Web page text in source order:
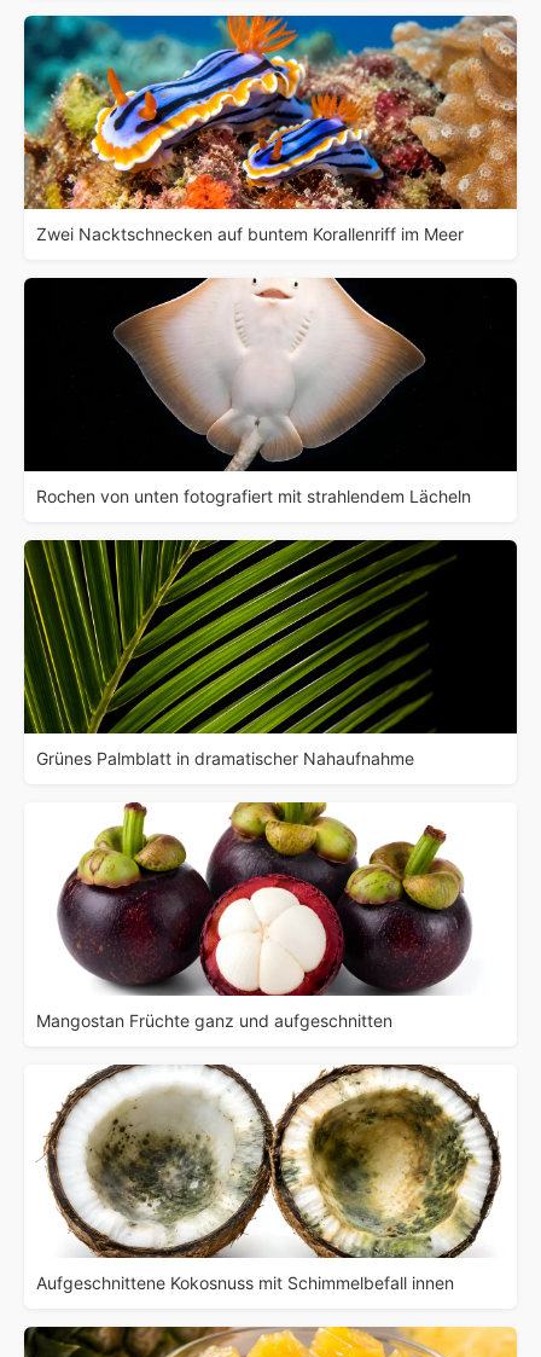
Zwei Nacktschnecken auf buntem Korallenriff im Meer
Rochen von unten fotografiert mit strahlendem Lächeln
Grünes Palmblatt in dramatischer Nahaufnahme
Mangostan Früchte ganz und aufgeschnitten
Aufgeschnittene Kokosnuss mit Schimmelbefall innen